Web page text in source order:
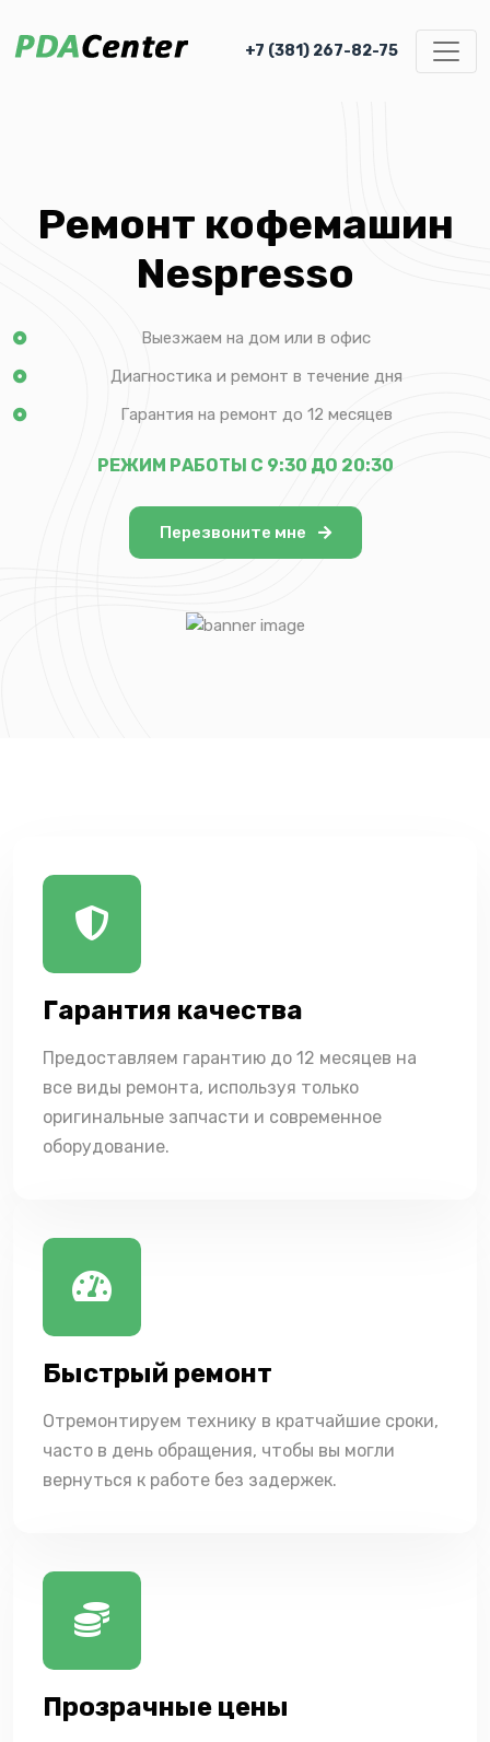
+7 (381) 267-82-75
Ремонт кофемашин
Nespresso
Выезжаем на дом или в офис
Диагностика и ремонт в течение дня
Гарантия на ремонт до 12 месяцев
РЕЖИМ РАБОТЫ С 9:30 ДО 20:30
Перезвоните мне
Гарантия качества
Предоставляем гарантию до 12 месяцев на
все виды ремонта, используя только
оригинальные запчасти и современное
оборудование.
Быстрый ремонт
Отремонтируем технику в кратчайшие сроки,
часто в день обращения, чтобы вы могли
вернуться к работе без задержек.
Прозрачные цены